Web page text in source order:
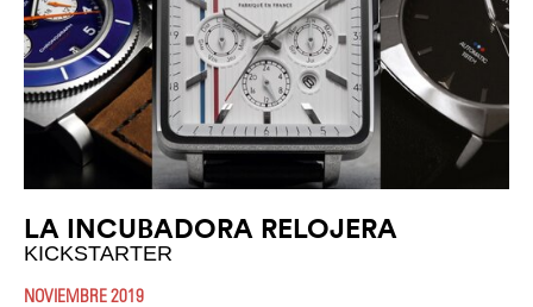
LA INCUBADORA RELOJERA
KICKSTARTER
NOVIEMBRE 2019